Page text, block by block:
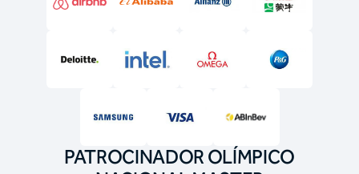
PATROCINADOR OLÍMPICO